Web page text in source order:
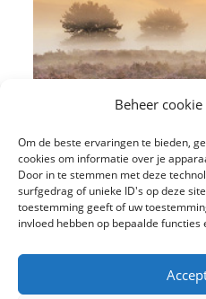
Beheer
Om de beste ervaringen te bieden,
cookies om informatie over je
Door in te stemmen met deze
surfgedrag of unieke ID's op deze
toestemming geeft of uw
invloed hebben op bepaalde functies